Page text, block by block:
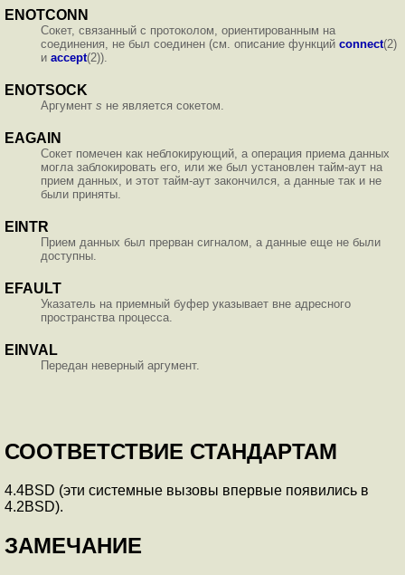
ENOTCONN
Сокет, связанный с протоколом, ориентированным на
соединения, не был соединен (см. описание функций connect(2)
и accept(2)).
ENOTSOCK
Аргумент s не является сокетом.
EAGAIN
Сокет помечен как неблокирующий, а операция приема данных
могла заблокировать его, или же был установлен тайм-аут на
прием данных, и этот тайм-аут закончился, а данные так и не
были приняты.
EINTR
Прием данных был прерван сигналом, а данные еще не были
доступны.
EFAULT
Указатель на приемный буфер указывает вне адресного
пространства процесса.
EINVAL
Передан неверный аргумент.
СООТВЕТСТВИЕ СТАНДАРТАМ
4.4BSD (эти системные вызовы впервые появились в
4.2BSD).
ЗАМЕЧАНИЕ